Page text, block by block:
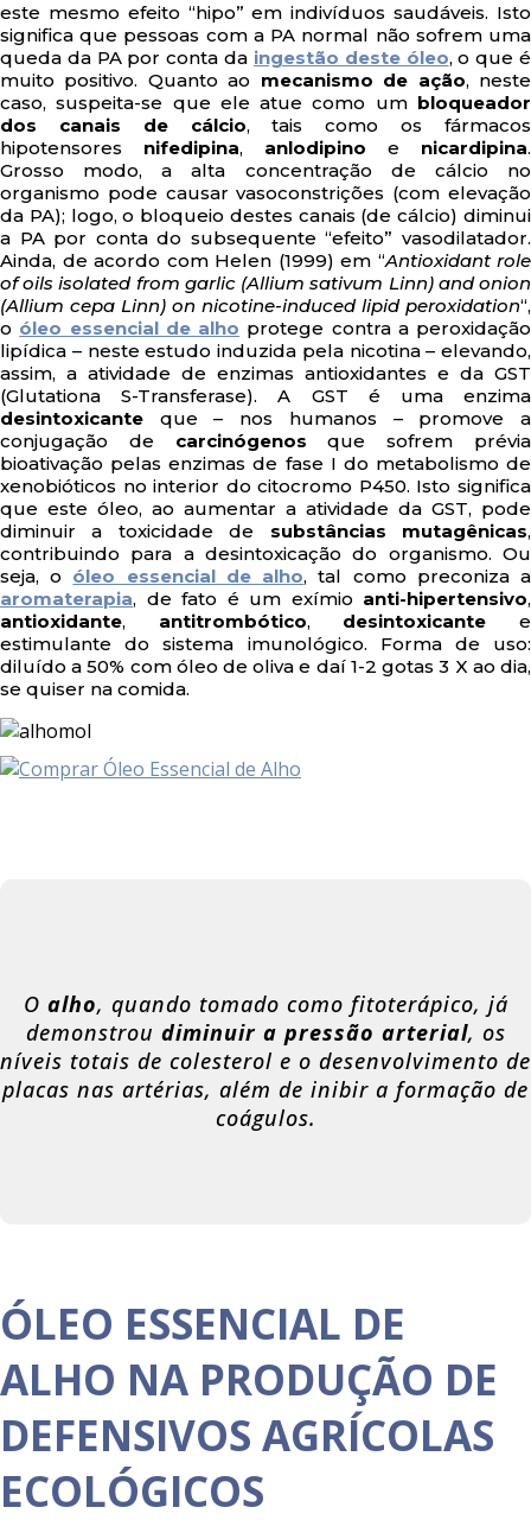
este mesmo efeito “hipo” em indivíduos saudáveis. Isto
significa que pessoas com a PA normal não sofrem uma
queda da PA por conta da ingestão deste óleo, o que é
muito positivo. Quanto ao mecanismo de ação, neste
caso, suspeita-se que ele atue como um bloqueador
dos canais de cálcio, tais como os fármacos
hipotensores nifedipina, anlodipino e nicardipina.
Grosso modo, a alta concentração de cálcio no
organismo pode causar vasoconstrições (com elevação
da PA); logo, o bloqueio destes canais (de cálcio) diminui
a PA por conta do subsequente “efeito” vasodilatador.
Ainda, de acordo com Helen (1999) em “Antioxidant role
of oils isolated from garlic (Allium sativum Linn) and onion
(Allium cepa Linn) on nicotine-induced lipid peroxidation“,
o óleo essencial de alho protege contra a peroxidação
lipídica – neste estudo induzida pela nicotina – elevando,
assim, a atividade de enzimas antioxidantes e da GST
(Glutationa S-Transferase). A GST é uma enzima
desintoxicante que – nos humanos – promove a
conjugação de carcinógenos que sofrem prévia
bioativação pelas enzimas de fase I do metabolismo de
xenobióticos no interior do citocromo P450. Isto significa
que este óleo, ao aumentar a atividade da GST, pode
diminuir a toxicidade de substâncias mutagênicas,
contribuindo para a desintoxicação do organismo. Ou
seja, o óleo essencial de alho, tal como preconiza a
aromaterapia, de fato é um exímio anti-hipertensivo,
antioxidante, antitrombótico, desintoxicante e
estimulante do sistema imunológico. Forma de uso:
diluído a 50% com óleo de oliva e daí 1-2 gotas 3 X ao dia,
se quiser na comida.
O alho, quando tomado como fitoterápico, já
demonstrou diminuir a pressão arterial, os
níveis totais de colesterol e o desenvolvimento de
placas nas artérias, além de inibir a formação de
coágulos.
ÓLEO ESSENCIAL DE
ALHO NA PRODUÇÃO DE
DEFENSIVOS AGRÍCOLAS
ECOLÓGICOS